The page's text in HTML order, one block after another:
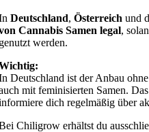
Deutschland, Österreich und
Cannabis Samen legal,
werden.
Deutschland ist der Anbau
mit feminisierten Samen.
dich regelmäßig über
Chiligrow erhältst du